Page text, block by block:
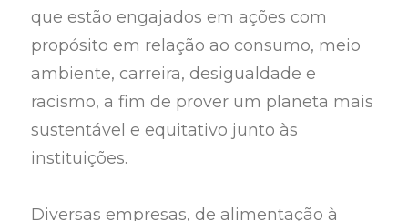
que estão engajados em ações com
propósito em relação ao consumo, meio
ambiente, carreira, desigualdade e
racismo, a fim de prover um planeta mais
sustentável e equitativo junto às
instituições.
Diversas empresas, de alimentação à